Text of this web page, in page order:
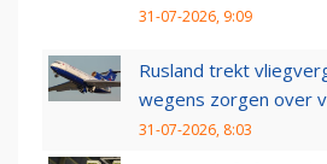
31-07-2026, 9:09
Rusland trekt
wegens zorgen over
31-07-2026, 8:03